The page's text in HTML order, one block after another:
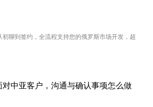
聊到签约，全流程支持您的俄罗斯市场开发，超
对中亚客户，沟通与确认事项怎么做